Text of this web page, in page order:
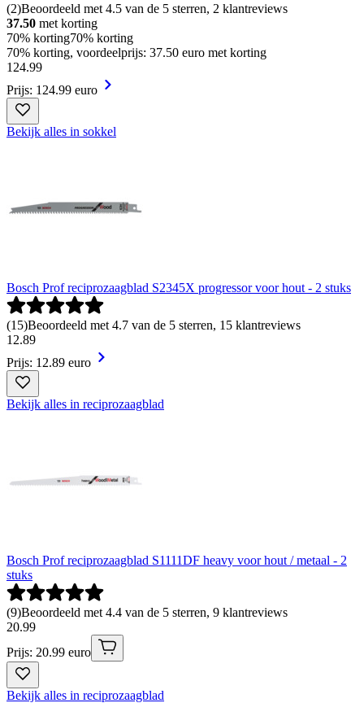
(2)Beoordeeld met 4.5 van de 5 sterren, 2 klantreviews
37.50 met korting
70% korting70% korting
70% korting, voordeelprijs: 37.50 euro met korting
124.99
Prijs: 124.99 euro
Bekijk alles in sokkel
Bosch Prof reciprozaagblad S2345X progressor voor hout - 2 stuks
(15)Beoordeeld met 4.7 van de 5 sterren, 15 klantreviews
12.89
Prijs: 12.89 euro
Bekijk alles in reciprozaagblad
Bosch Prof reciprozaagblad S1111DF heavy voor hout / metaal - 2
stuks
(9)Beoordeeld met 4.4 van de 5 sterren, 9 klantreviews
20.99
Prijs: 20.99 euro
Bekijk alles in reciprozaagblad